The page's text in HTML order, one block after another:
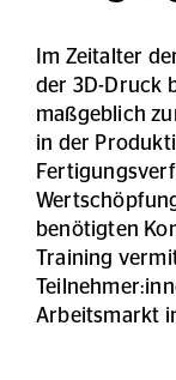
Im Zeitalter
der 3D-Druck
maßgeblich
in der
benötigten
Training
Arbeitsmarkt